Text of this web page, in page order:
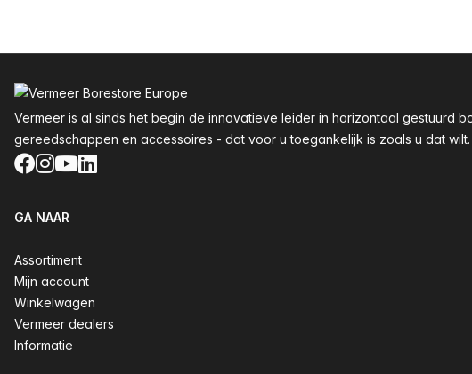
Vermeer is al sinds het begin de innovatieve leider in horizontaal gestuurd
gereedschappen en accessoires - dat voor u toegankelijk is zoals u dat wilt.
Facebook
Instagram
YouTube
LinkedIn
GA NAAR
Assortiment
Mijn account
Winkelwagen
Vermeer dealers
Informatie